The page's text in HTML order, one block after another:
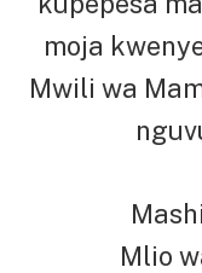
moja
Mwili wa
Mlio